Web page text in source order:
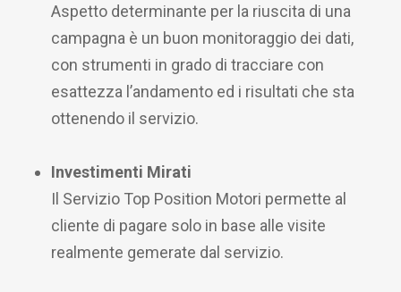
Aspetto determinante per la riuscita di una
campagna è un buon monitoraggio dei dati,
con strumenti in grado di tracciare con
esattezza l’andamento ed i risultati che sta
ottenendo il servizio.
Investimenti Mirati
Il Servizio Top Position Motori permette al
cliente di pagare solo in base alle visite
realmente gemerate dal servizio.